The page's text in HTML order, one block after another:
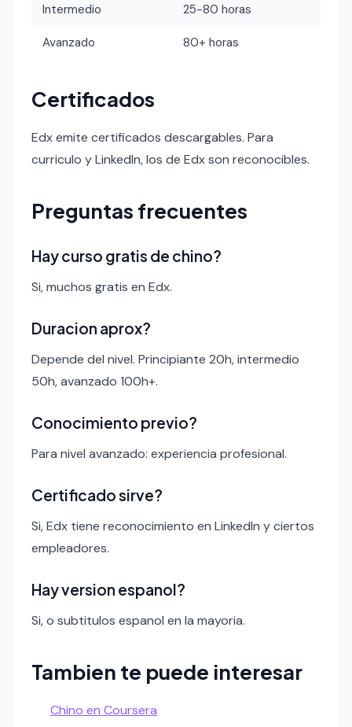
Intermedio 25-80 horas
Avanzado 80+ horas
Certificados
Edx emite certificados descargables. Para
curriculo y LinkedIn, los de Edx son reconocibles.
Preguntas frecuentes
Hay curso gratis de chino?
Si, muchos gratis en Edx.
Duracion aprox?
Depende del nivel. Principiante 20h, intermedio
50h, avanzado 100h+.
Conocimiento previo?
Para nivel avanzado: experiencia profesional.
Certificado sirve?
Si, Edx tiene reconocimiento en LinkedIn y ciertos
empleadores.
Hay version espanol?
Si, o subtitulos espanol en la mayoria.
Tambien te puede interesar
Chino en Coursera